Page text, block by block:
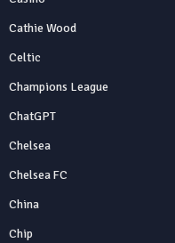
Cathie Wood
Celtic
Champions League
ChatGPT
Chelsea
Chelsea FC
China
Chip